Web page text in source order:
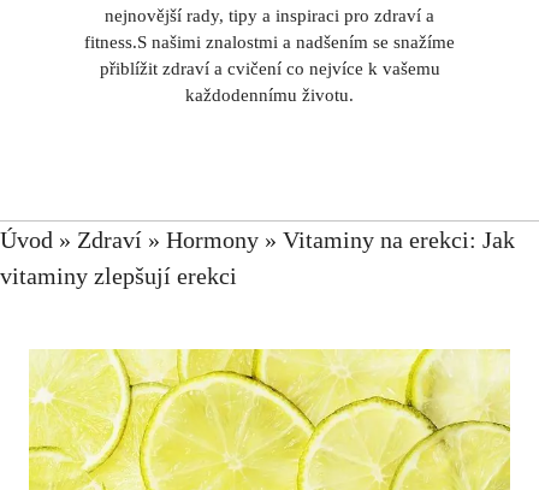
nejnovější rady, tipy a inspiraci pro zdraví a
fitness.S našimi znalostmi a nadšením se snažíme
přiblížit zdraví a cvičení co nejvíce k vašemu
každodennímu životu.
Úvod » Zdraví » Hormony » Vitaminy na erekci: Jak
vitaminy zlepšují erekci